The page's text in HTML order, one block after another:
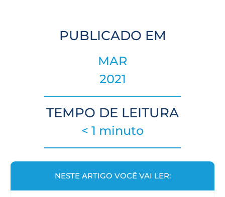
PUBLICADO EM
MAR
2021
TEMPO DE LEITURA
< 1 minuto
NESTE ARTIGO VOCÊ VAI LER: